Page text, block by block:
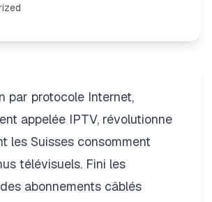
par protocole Internet,
appelée IPTV, révolutionne
les Suisses consomment
télévisuels. Fini les
abonnements câblés